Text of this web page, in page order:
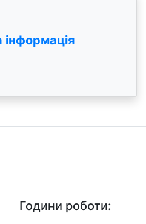
інформація
Години роботи: